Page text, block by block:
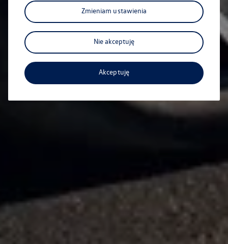
Zmieniam ustawienia
Nie akceptuję
Akceptuję